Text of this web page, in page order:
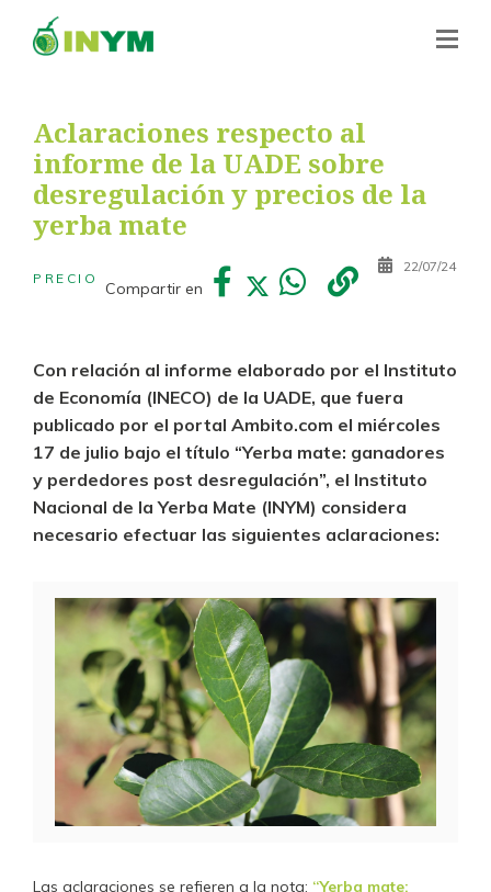
Aclaraciones respecto al
informe de la UADE sobre
desregulación y precios de la
yerba mate
22/07/24
PRECIO
Compartir en
Con relación al informe elaborado por el Instituto
de Economía (INECO) de la UADE, que fuera
publicado por el portal Ambito.com el miércoles
17 de julio bajo el título “Yerba mate: ganadores
y perdedores post desregulación”, el Instituto
Nacional de la Yerba Mate (INYM) considera
necesario efectuar las siguientes aclaraciones:
Las aclaraciones se refieren a la nota: “Yerba mate: